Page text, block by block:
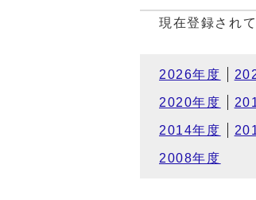
現在登録され
2026年度
2020年度
2014年度
2008年度